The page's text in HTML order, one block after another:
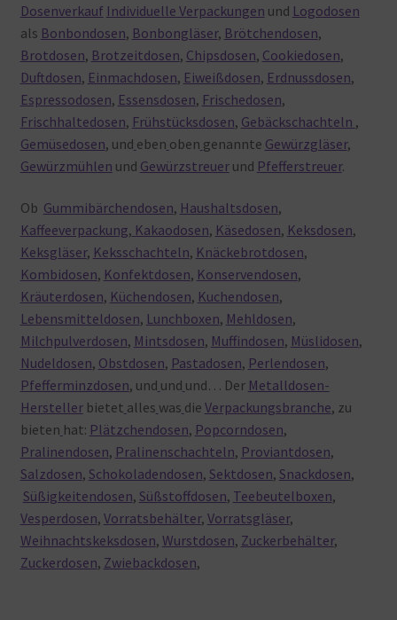
Dosenverkauf Individuelle Verpackungen und Logodosen
als Bonbondosen, Bonbongläser, Brötchendosen,
Brotdosen, Brotzeitdosen, Chipsdosen, Cookiedosen,
Duftdosen, Einmachdosen, Eiweißdosen, Erdnussdosen,
Espressodosen, Essensdosen, Frischedosen,
Frischhaltedosen, Frühstücksdosen, Gebäckschachteln ,
Gemüsedosen, und eben oben genannte Gewürzgläser,
Gewürzmühlen und Gewürzstreuerund Pfefferstreuer.
Ob Gummibärchendosen, Haushaltsdosen,
Kaffeeverpackung, Kakaodosen, Käsedosen, Keksdosen,
Keksgläser, Keksschachteln, Knäckebrotdosen,
Kombidosen, Konfektdosen, Konservendosen,
Kräuterdosen, Küchendosen, Kuchendosen,
Lebensmitteldosen, Lunchboxen, Mehldosen,
Milchpulverdosen, Mintsdosen, Muffindosen, Müslidosen,
Nudeldosen, Obstdosen, Pastadosen, Perlendosen,
Pfefferminzdosen, und und und… Der Metalldosen-
Herstellerbietet alles was die Verpackungsbranche, zu
bieten hat: Plätzchendosen, Popcorndosen,
Pralinendosen, Pralinenschachteln, Proviantdosen,
Salzdosen, Schokoladendosen, Sektdosen, Snackdosen,
Süßigkeitendosen, Süßstoffdosen, Teebeutelboxen,
Vesperdosen, Vorratsbehälter, Vorratsgläser,
Weihnachtskeksdosen, Wurstdosen, Zuckerbehälter,
Zuckerdosen, Zwiebackdosen,